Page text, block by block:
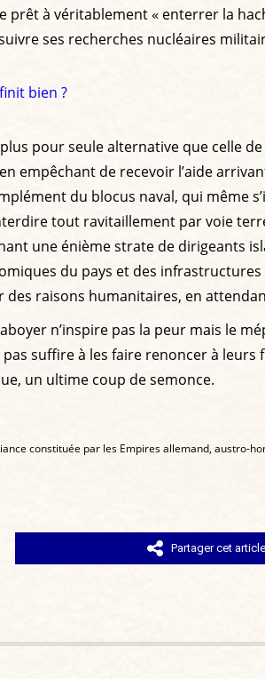
prêt à véritablement « enterrer la
ses recherches nucléaires
bien ?
pour seule alternative que celle
empêchant de recevoir l’aide
du blocus naval, qui même
tout ravitaillement par voie
une énième strate de dirigeants
du pays et des
raisons humanitaires, en
n’inspire pas la peur mais le
suffire à les faire renoncer à
un ultime coup de semonce.
constituée par les Empires allemand, austro-
Partager cet article